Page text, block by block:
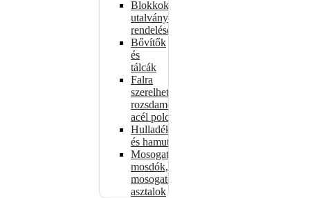
Blokkok
utalványokhoz,
rendelésekhez
Bővítők
és
tálcák
Falra
szerelhető
rozsdamentes
acél polcok
Hulladékkosarak
és hamutartók
Mosogatók,
mosdók,
mosogató
asztalok